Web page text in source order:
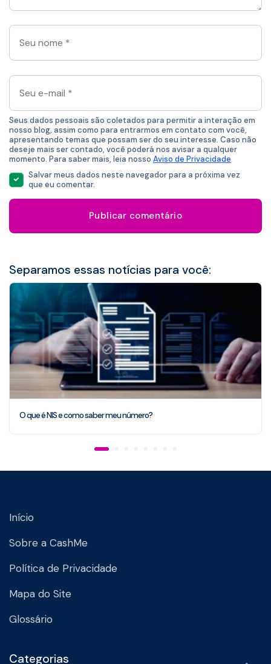
Seu
nome
*
Seu
e-
mail
*
Seus dados pessoais são coletados para permitir a interação em
nosso blog, assim como para entrarmos em contato com você,
apresentando temas que possam ser do seu interesse. Caso não
deseje mais ser contado, você poderá nos avisar a qualquer
momento. Para saber mais, leia nosso Aviso de Privacidade
Salvar meus dados neste navegador para a próxima vez
que eu comentar.
Separamos essas notícias para você:
O que é NIS e como saber meu número?
Início
Sobre a CashMe
Política de Privacidade
Mapa do Site
Glossário
Categorias